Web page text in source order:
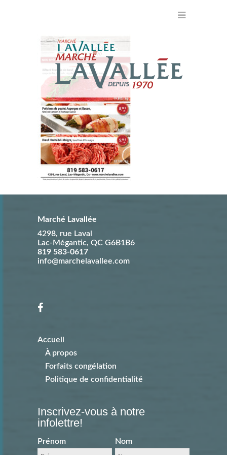
Marché Lavallée
4298, rue Laval
Lac-Mégantic, QC G6B1B6
819 583-0617
info@marchelavallee.com
Accueil
À propos
Forfaits congélation
Politique de confidentialité
Inscrivez-vous à notre
infolettre!
Prénom Nom